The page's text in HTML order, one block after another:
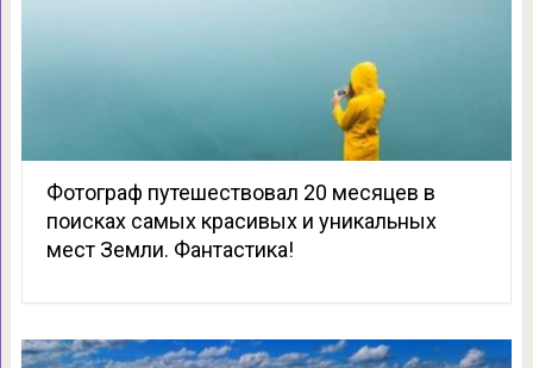
Фотограф путешествовал 20 месяцев в
поисках самых красивых и уникальных
мест Земли. Фантастика!